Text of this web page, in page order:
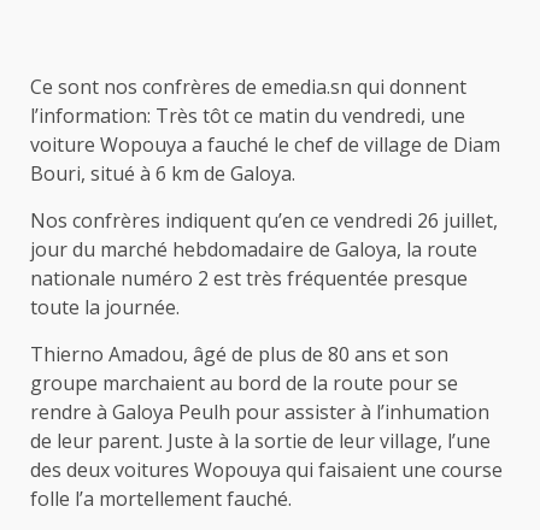
Ce sont nos confrères de emedia.sn qui donnent
l’information: Très tôt ce matin du vendredi, une
voiture Wopouya a fauché le chef de village de Diam
Bouri, situé à 6 km de Galoya.
Nos confrères indiquent qu’en ce vendredi 26 juillet,
jour du marché hebdomadaire de Galoya, la route
nationale numéro 2 est très fréquentée presque
toute la journée.
Thierno Amadou, âgé de plus de 80 ans et son
groupe marchaient au bord de la route pour se
rendre à Galoya Peulh pour assister à l’inhumation
de leur parent. Juste à la sortie de leur village, l’une
des deux voitures Wopouya qui faisaient une course
folle l’a mortellement fauché.